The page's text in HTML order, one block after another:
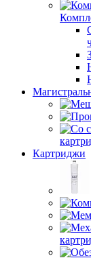
Картриджи